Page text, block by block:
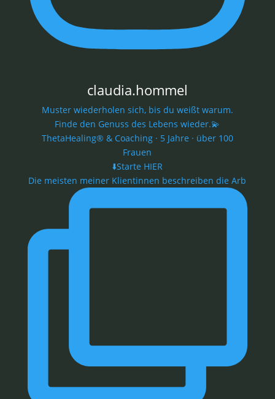
claudia.hommel
Muster wiederholen sich, bis du weißt warum.
Finde den Genuss des Lebens wieder.💫
ThetaHealing® & Coaching · 5 Jahre · über 100
Frauen
⬇️Starte HIER
Die meisten meiner Klientinnen beschreiben die Arb